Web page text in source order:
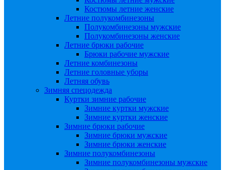
Костюмы летние женские
Летние полукомбинезоны
Полукомбинезоны мужские
Полукомбинезоны женские
Летние брюки рабочие
Брюки рабочие мужские
Летние комбинезоны
Летние головные уборы
Летняя обувь
Зимняя спецодежда
Куртки зимние рабочие
Зимние куртки мужские
Зимние куртки женские
Зимние брюки рабочие
Зимние брюки мужские
Зимние брюки женские
Зимние полукомбинезоны
Зимние полукомбинезоны мужские